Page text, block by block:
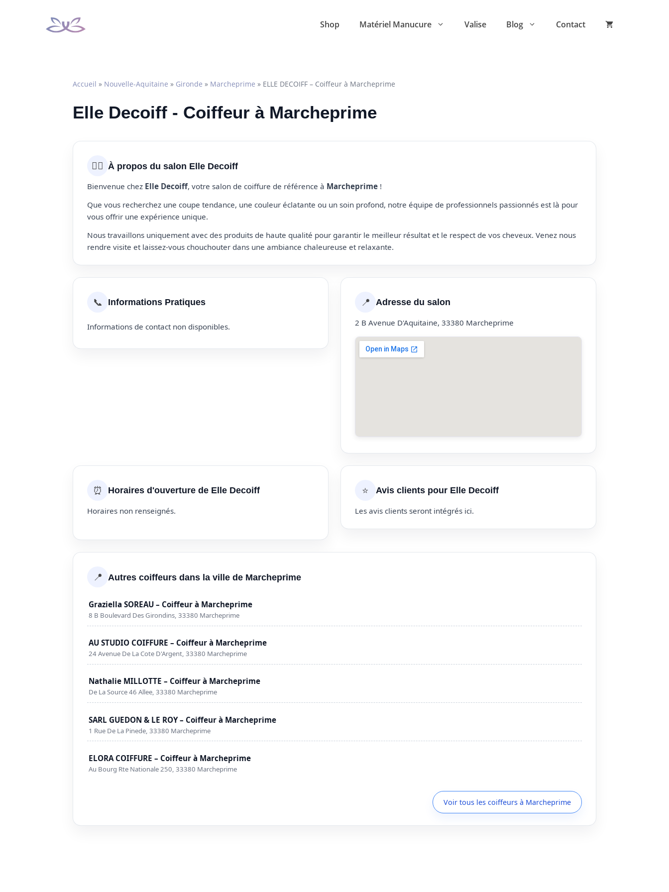
Shop Matériel Manucure Valise Blog Contact
Accueil » Nouvelle-Aquitaine » Gironde » Marcheprime » ELLE DECOIFF – Coiffeur à Marcheprime
Elle Decoiff - Coiffeur à Marcheprime
💇‍♀️ À propos du salon Elle Decoiff
Bienvenue chez Elle Decoiff, votre salon de coiffure de référence à Marcheprime !
Que vous recherchez une coupe tendance, une couleur éclatante ou un soin profond, notre équipe de professionnels passionnés est là pour
vous offrir une expérience unique.
Nous travaillons uniquement avec des produits de haute qualité pour garantir le meilleur résultat et le respect de vos cheveux. Venez nous
rendre visite et laissez-vous chouchouter dans une ambiance chaleureuse et relaxante.
📞 Informations Pratiques
Informations de contact non disponibles.
📍 Adresse du salon
2 B Avenue D'Aquitaine, 33380 Marcheprime
⏰ Horaires d'ouverture de Elle Decoiff
Horaires non renseignés.
⭐ Avis clients pour Elle Decoiff
Les avis clients seront intégrés ici.
📍 Autres coiffeurs dans la ville de Marcheprime
Graziella SOREAU – Coiffeur à Marcheprime
8 B Boulevard Des Girondins, 33380 Marcheprime
AU STUDIO COIFFURE – Coiffeur à Marcheprime
24 Avenue De La Cote D'Argent, 33380 Marcheprime
Nathalie MILLOTTE – Coiffeur à Marcheprime
De La Source 46 Allee, 33380 Marcheprime
SARL GUEDON & LE ROY – Coiffeur à Marcheprime
1 Rue De La Pinede, 33380 Marcheprime
ELORA COIFFURE – Coiffeur à Marcheprime
Au Bourg Rte Nationale 250, 33380 Marcheprime
Voir tous les coiffeurs à Marcheprime